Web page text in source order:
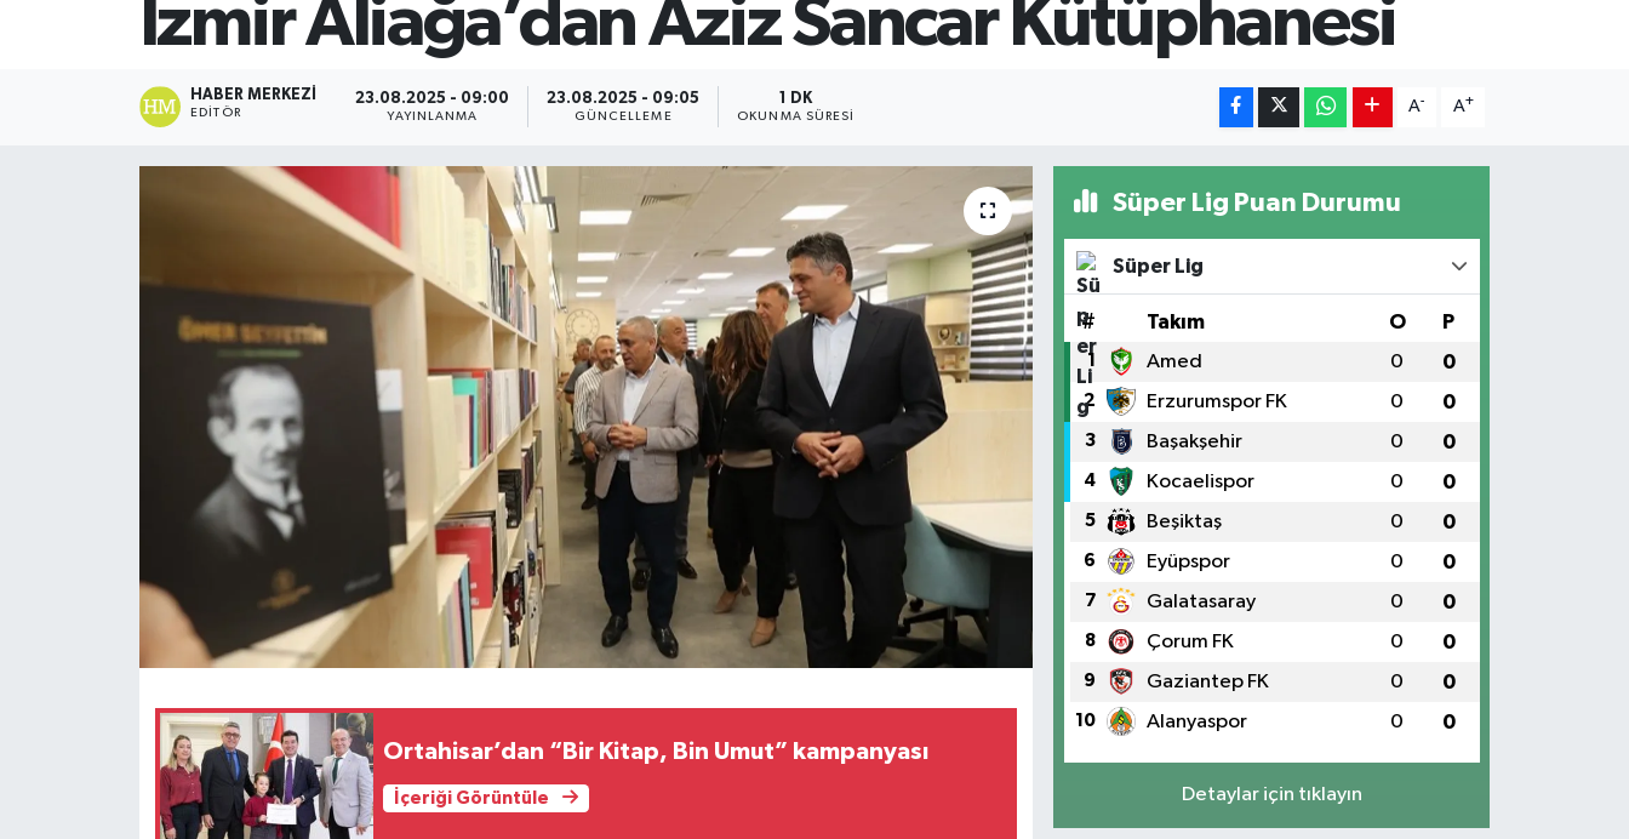
İzmir Aliağa’dan Aziz Sancar Kütüphanesi
HABER MERKEZI
EDITÖR
23.08.2025 - 09:00
YAYINLANMA
23.08.2025 - 09:05
GÜNCELLEME
1 DK
OKUNMA SÜRESI
A- A+
Ortahisar’dan “Bir Kitap, Bin Umut” kampanyası
İçeriği Görüntüle
Süper Lig Puan Durumu
Süper Lig
# Takım O P
1 Amed 0 0
2 Erzurumspor FK 0 0
3 Başakşehir 0 0
4 Kocaelispor 0 0
5 Beşiktaş 0 0
6 Eyüpspor 0 0
7 Galatasaray 0 0
8 Çorum FK 0 0
9 Gaziantep FK 0 0
10 Alanyaspor 0 0
Detaylar için tıklayın
SİYASET
Teknoloji
TRABZON